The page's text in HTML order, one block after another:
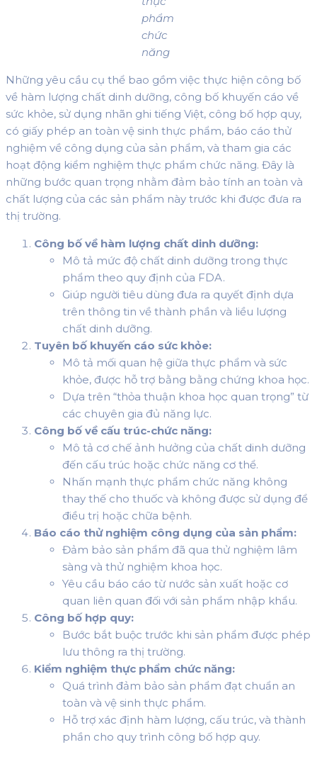
phẩm
chức
năng
Những yêu cầu cụ thể bao gồm việc thực hiện công bố
về hàm lượng chất dinh dưỡng, công bố khuyến cáo về
sức khỏe, sử dụng nhãn ghi tiếng Việt, công bố hợp quy,
có giấy phép an toàn vệ sinh thực phẩm, báo cáo thử
nghiệm về công dụng của sản phẩm, và tham gia các
hoạt động kiểm nghiệm thực phẩm chức năng. Đây là
những bước quan trọng nhằm đảm bảo tính an toàn và
chất lượng của các sản phẩm này trước khi được đưa ra
thị trường.
Công bố về hàm lượng chất dinh dưỡng:
Mô tả mức độ chất dinh dưỡng trong thực
phẩm theo quy định của FDA.
Giúp người tiêu dùng đưa ra quyết định dựa
trên thông tin về thành phần và liều lượng
chất dinh dưỡng.
Tuyên bố khuyến cáo sức khỏe:
Mô tả mối quan hệ giữa thực phẩm và sức
khỏe, được hỗ trợ bằng bằng chứng khoa học.
Dựa trên “thỏa thuận khoa học quan trọng” từ
các chuyên gia đủ năng lực.
Công bố về cấu trúc-chức năng:
Mô tả cơ chế ảnh hưởng của chất dinh dưỡng
đến cấu trúc hoặc chức năng cơ thể.
Nhấn mạnh thực phẩm chức năng không
thay thế cho thuốc và không được sử dụng để
điều trị hoặc chữa bệnh.
Báo cáo thử nghiệm công dụng của sản phẩm:
Đảm bảo sản phẩm đã qua thử nghiệm lâm
sàng và thử nghiệm khoa học.
Yêu cầu báo cáo từ nước sản xuất hoặc cơ
quan liên quan đối với sản phẩm nhập khẩu.
Công bố hợp quy:
Bước bắt buộc trước khi sản phẩm được phép
lưu thông ra thị trường.
Kiểm nghiệm thực phẩm chức năng:
Quá trình đảm bảo sản phẩm đạt chuẩn an
toàn và vệ sinh thực phẩm.
Hỗ trợ xác định hàm lượng, cấu trúc, và thành
phần cho quy trình công bố hợp quy.